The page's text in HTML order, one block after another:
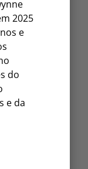
2025
e
do
e da